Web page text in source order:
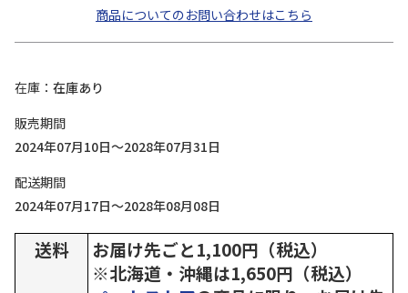
商品についてのお問い合わせはこちら
在庫
在庫あり
販売期間
2024年07月10日～2028年07月31日
配送期間
2024年07月17日～2028年08月08日
送料
お届け先ごと1,100円（税込）
※北海道・沖縄は1,650円（税込）